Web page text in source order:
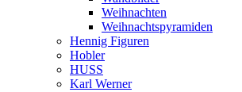
Weihnachten
Weihnachtspyramiden
Hennig Figuren
Hobler
HUSS
Karl Werner